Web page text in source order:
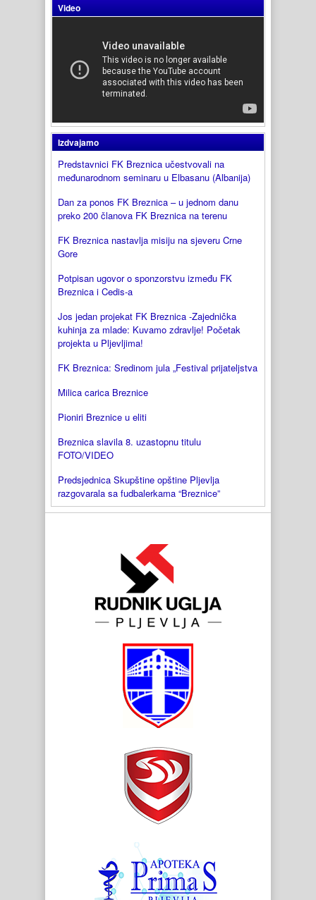
Video
Izdvajamo
Predstavnici FK Breznica učestvovali na
međunarodnom seminaru u Elbasanu (Albanija)
Dan za ponos FK Breznica – u jednom danu
preko 200 članova FK Breznica na terenu
FK Breznica nastavlja misiju na sjeveru Crne
Gore
Potpisan ugovor o sponzorstvu između FK
Breznica i Cedis-a
Jos jedan projekat FK Breznica -Zajednička
kuhinja za mlade: Kuvamo zdravlje! Početak
projekta u Pljevljima!
FK Breznica: Sredinom jula „Festival prijateljstva
Milica carica Breznice
Pioniri Breznice u eliti
Breznica slavila 8. uzastopnu titulu
FOTO/VIDEO
Predsjednica Skupštine opštine Pljevlja
razgovarala sa fudbalerkama “Breznice”